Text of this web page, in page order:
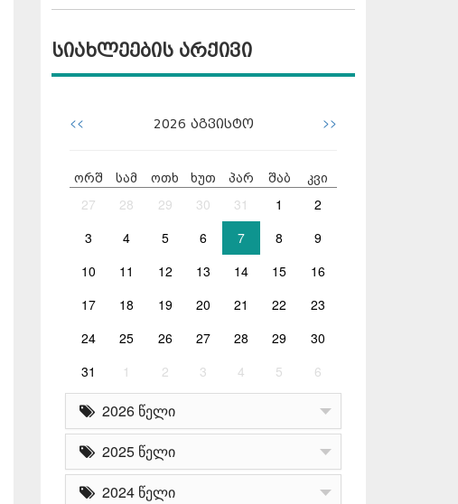
სიახლეების არქივი
<< 2026 აგვისტო >>
ორშ სამ ოთხ ხუთ პარ შაბ კვი
27 28 29 30 31 1
2
3
4 5 6 7 8
9
10
11 12 13 14 15
16
17
18 19 20 21 22
23
24
25 26 27 28 29
30
31
1 2 3 4 5 6
2026 წელი
2025 წელი
2024 წელი